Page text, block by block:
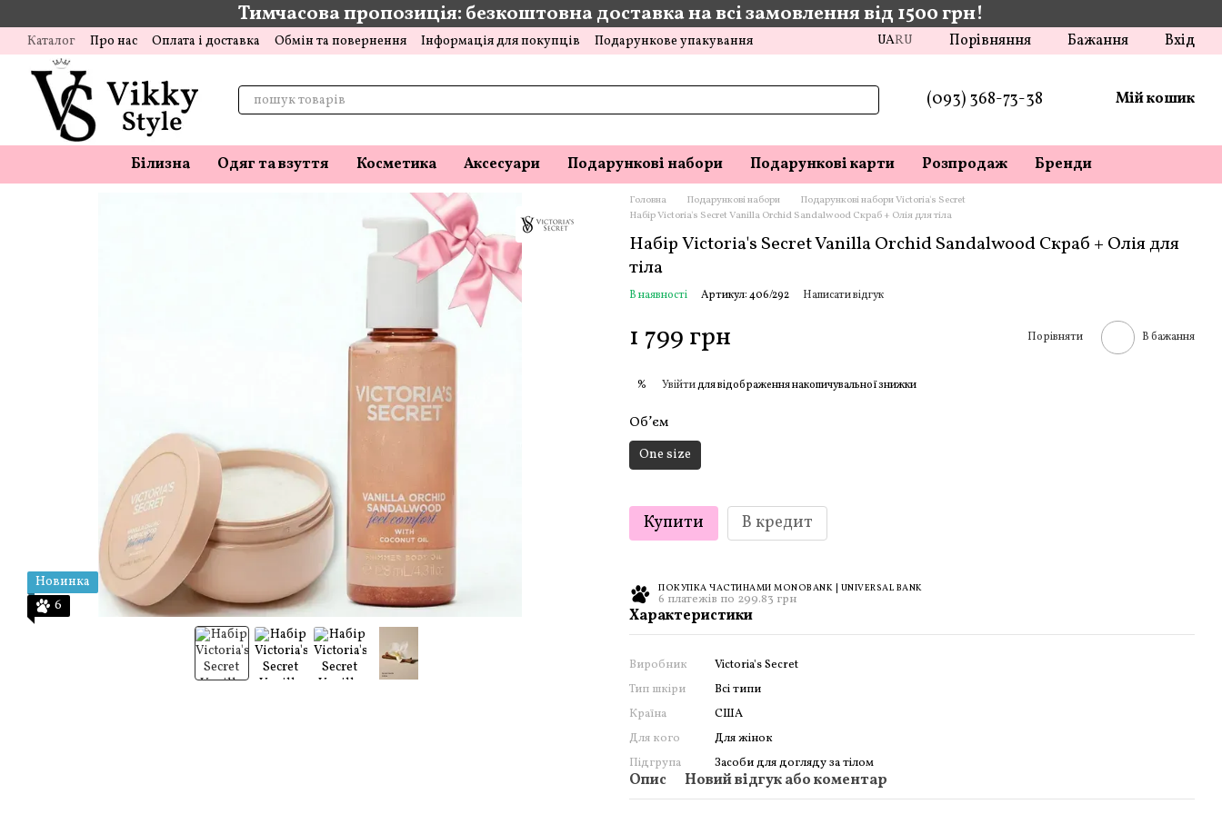
Тимчасова пропозиція: безкоштовна доставка на всі замовлення від 1500 грн!
Каталог Про нас Оплата і доставка Обмін та повернення Інформація для покупців
Подарункове упакування
Відгуки про магазин
Блог
UARU Порівняння Бажання Вхід
(093) 368-73-38 Мій кошик
Білизна Одяг та взуття Косметика Аксесуари Подарункові набори Подарункові карти Розпродаж Бренди
Новинка
6
Головна Подарункові набори
Подарункові набори Victoria's Secret
Набір Victoria's Secret Vanilla Orchid Sandalwood Скраб + Олія для тіла
Набір Victoria's Secret Vanilla Orchid Sandalwood Скраб + Олія для
тіла
В наявності Артикул: 406/292 Написати відгук
1 799 грн Порівняти В бажання
% Увійтидля відображення накопичувальної знижки
Обʼєм
One size
Купити В кредит
ПОКУПКА ЧАСТИНАМИ MONOBANK | UNIVERSAL BANK
6 платежів по 299.83 грн
Характеристики
Виробник
Victoria's Secret
Тип шкіри
Всі типи
Країна
США
Для кого
Для жінок
Підгрупа
Засоби для догляду за тілом
Опис Новий відгук або коментар